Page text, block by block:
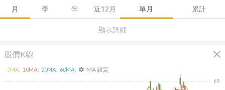
顯示詳細
月 季 年 近12月 單月 累計
股價K線 close
65
5MA: 10MA: 20MA: 60MA: settings MA 設定